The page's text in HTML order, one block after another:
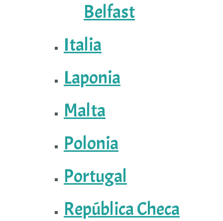
Belfast
Italia
Laponia
Malta
Polonia
Portugal
República Checa